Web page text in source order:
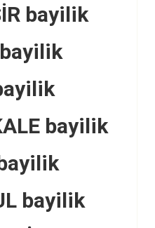
bayilik
bayilik
bayilik